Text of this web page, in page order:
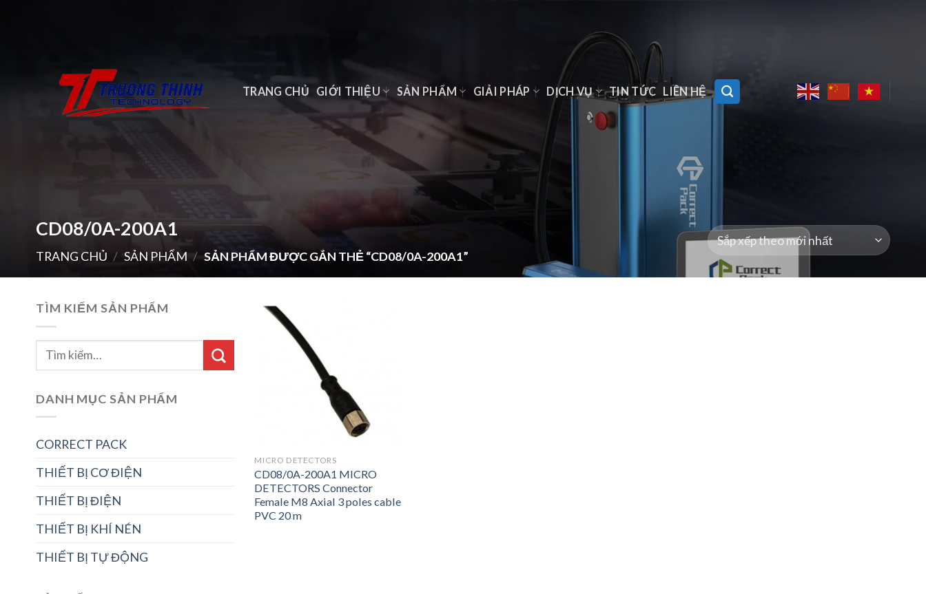
TRANG CHỦ GIỚI THIỆU SẢN PHẨM GIẢI PHÁP DỊCH VỤ TIN TỨC LIÊN HỆ
CD08/0A-200A1
TRANG CHỦ / SẢN PHẨM / SẢN PHẨM ĐƯỢC GẮN THẺ “CD08/0A-200A1”
TÌM KIẾM SẢN PHẨM
DANH MỤC SẢN PHẨM
CORRECT PACK
THIẾT BỊ CƠ ĐIỆN
THIẾT BỊ ĐIỆN
THIẾT BỊ KHÍ NÉN
THIẾT BỊ TỰ ĐỘNG
MICRO DETECTORS
CD08/0A-200A1 MICRO
DETECTORS Connector
Female M8 Axial 3 poles cable
PVC 20 m